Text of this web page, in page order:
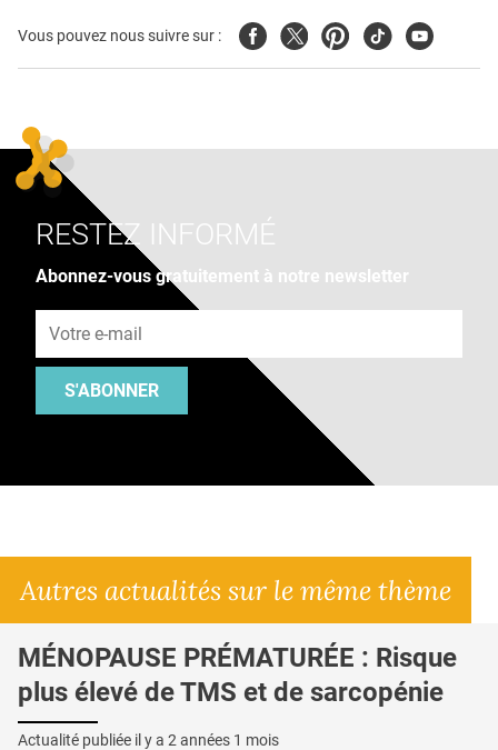
Vous pouvez nous suivre sur : FacebookTwitterPinterest
TiktokYoutube
RESTEZ INFORMÉ
Abonnez-vous gratuitement à notre newsletter
S'ABONNER
Autres actualités sur le même thème
MÉNOPAUSE PRÉMATURÉE : Risque
plus élevé de TMS et de sarcopénie
Actualité publiée il y a 2 années 1 mois